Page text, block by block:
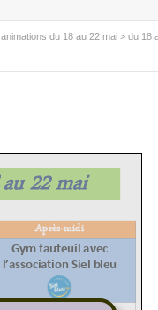
animations du 18 au 22 mai > du 18